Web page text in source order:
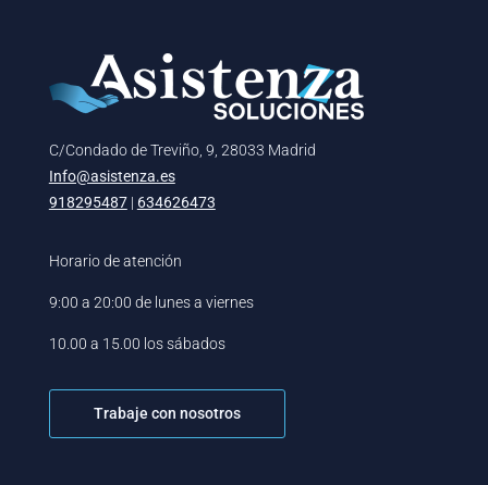
C/Condado de Treviño, 9, 28033 Madrid
Info@asistenza.es
918295487| 634626473
Horario de atención
9:00 a 20:00 de lunes a viernes
10.00 a 15.00 los sábados
Trabaje con nosotros